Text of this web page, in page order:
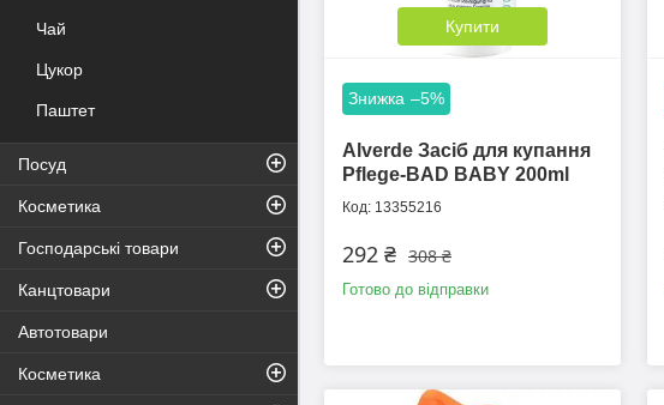
Купити
–5%
Alverde Засіб для купання
Pflege-BAD BABY 200ml
13355216
308 ₴
292 ₴
Готово до відправки
Чай
Цукор
Паштет
Посуд
Косметика
Господарські товари
Канцтовари
Автотовари
Косметика